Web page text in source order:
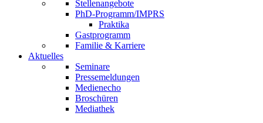
Stellenangebote
PhD-Programm/IMPRS
Praktika
Gastprogramm
Familie & Karriere
Aktuelles
Seminare
Pressemeldungen
Medienecho
Broschüren
Mediathek